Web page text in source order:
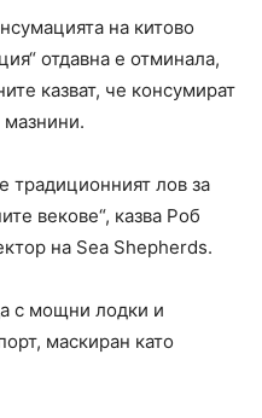
на китово
отдавна е отминала,
казват, че консумират
традиционният лов за
векове“, казва Роб
на Sea Shepherds.
с мощни лодки и
маскиран като